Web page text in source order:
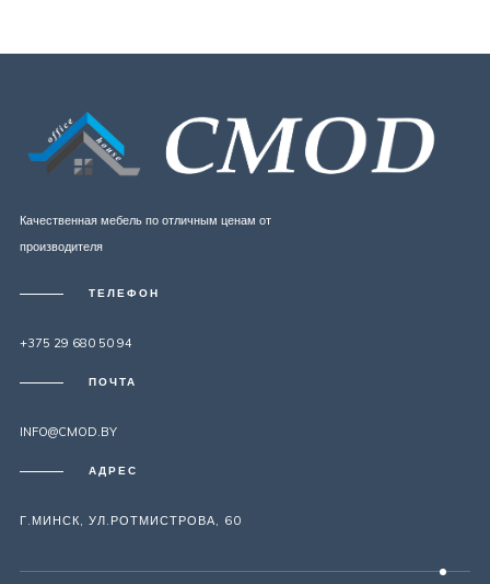
Качественная мебель по отличным ценам от
производителя
ТЕЛЕФОН
+375 29 680 50 94
ПОЧТА
INFO@CMOD.BY
АДРЕС
Г.МИНСК, УЛ.РОТМИСТРОВА, 60